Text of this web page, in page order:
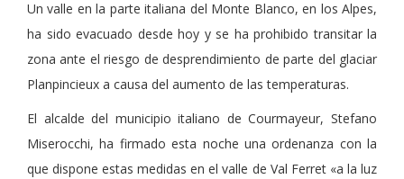
Un valle en la parte italiana del Monte Blanco, en los Alpes,
ha sido evacuado desde hoy y se ha prohibido transitar la
zona ante el riesgo de desprendimiento de parte del glaciar
Planpincieux a causa del aumento de las temperaturas.
El alcalde del municipio italiano de Courmayeur, Stefano
Miserocchi, ha firmado esta noche una ordenanza con la
que dispone estas medidas en el valle de Val Ferret «a la luz